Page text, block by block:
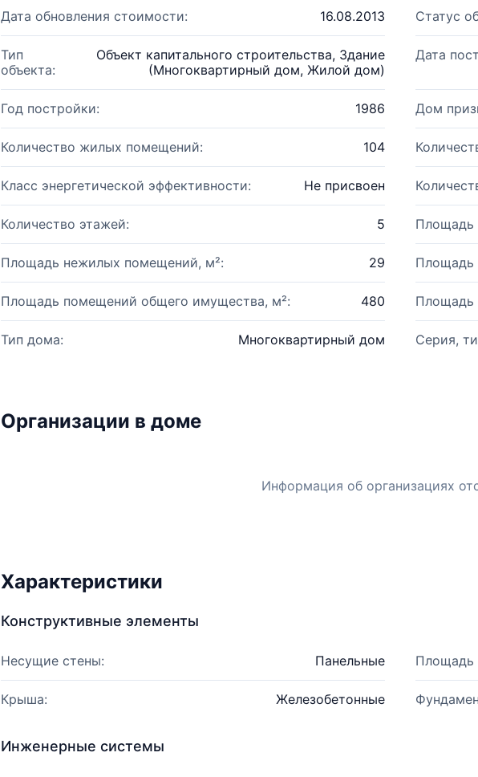
Дата обновления стоимости: 16.08.2013 Статус
Тип
объекта:
Объект капитального строительства, Здание
(Многоквартирный дом, Жилой дом)
Дата
Год постройки: 1986 Дом
Количество жилых помещений: 104
Класс энергетической эффективности: Не присвоен
Количество этажей: 5 Площадь
Площадь нежилых помещений, м²: 29 Площадь
Площадь помещений общего имущества, м²: 480 Площадь
Тип дома: Многоквартирный дом Серия,
Организации в доме
Информация об организациях
Характеристики
Конструктивные элементы
Несущие стены: Панельные Площадь
Крыша: Железобетонные
Инженерные системы